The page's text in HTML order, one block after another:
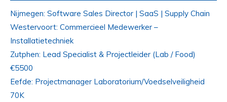
Nijmegen: Software Sales Director | SaaS | Supply Chain
Westervoort: Commercieel Medewerker –
Installatietechniek
Zutphen: Lead Specialist & Projectleider (Lab / Food)
€5500
Eefde: Projectmanager Laboratorium/Voedselveiligheid
70K